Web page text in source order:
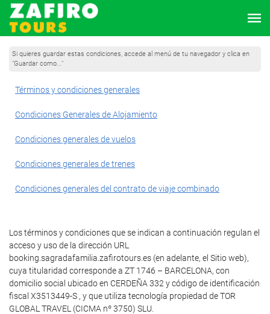
Si quieres guardar estas condiciones, accede al menú de tu navegador y clica en
"Guardar como..."
Términos y condiciones generales
Condiciones Generales de Alojamiento
Condiciones generales de vuelos
Condiciones generales de trenes
Condiciones generales del contrato de viaje combinado
Los términos y condiciones que se indican a continuación regulan el
acceso y uso de la dirección URL
booking.sagradafamilia.zafirotours.es (en adelante, el Sitio web),
cuya titularidad corresponde a ZT 1746 – BARCELONA, con
domicilio social ubicado en CERDEÑA 332 y código de identificación
fiscal X3513449-S , y que utiliza tecnología propiedad de TOR
GLOBAL TRAVEL (CICMA nº 3750) SLU.